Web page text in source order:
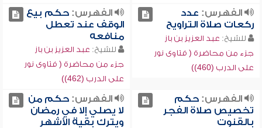
الفهرس: عدد
ركعات صلاة التراويح
للشيخ: عبد العزيز بن باز
جزء من محاضرة ( فتاوى نور
على الدرب (460))
الفهرس:حكم بيع
الوقف عند تعطل
منافعه
للشيخ: عبد العزيز بن باز
جزء من محاضرة ( فتاوى نور
على الدرب (462))
الفهرس:حكم
تخصيص صلاة الفجر
بالقنوت
الفهرس:حكم من
لا يصلي إلا في رمضان
ويترك بقية الأشهر